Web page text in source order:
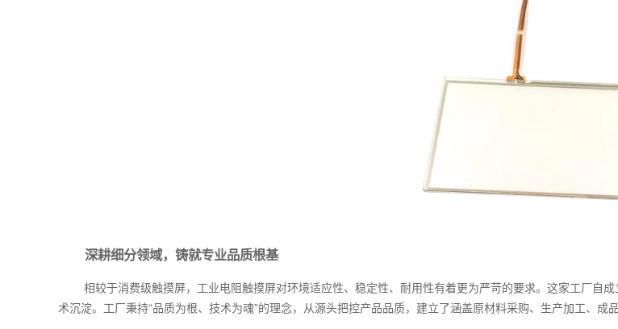
深耕细分领域，铸就专业品质根基
相较于消费级触摸屏，工业电阻触摸屏对环境适应性、稳定性、耐用性有着更为严苛的要求。这家工厂自
术沉淀。工厂秉持“品质为根、技术为魂”的理念，从源头把控产品品质，建立了涵盖原材料采购、生产加工、成